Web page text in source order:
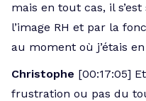
mais en tout cas, il
l’image RH et par la
au moment où j’étais
Christophe [00:17:05]
frustration ou pas du